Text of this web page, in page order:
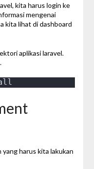
kita harus login ke
mengenai
kita lihat di dashboard
aplikasi laravel.
yang harus kita lakukan